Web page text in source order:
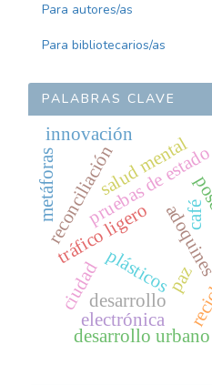
Para autores/as
Para bibliotecarios/as
PALABRAS CLAVE
plásticos
tráfico ligero
paz
café
desarrollo
reconciliaciónpruebas de
metáforas salud mental
desarrollo urbano
innovación
ciudad
electrónica